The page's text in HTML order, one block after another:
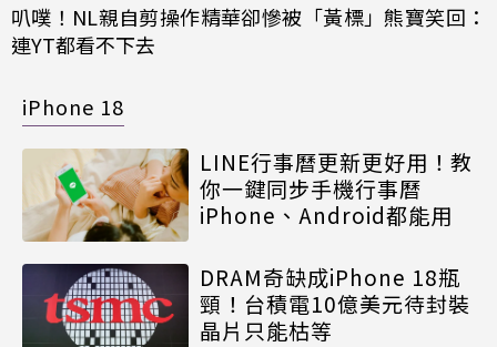
叭噗！NL親自剪操作精華卻慘被「黃標」熊寶笑回：
連YT都看不下去
iPhone 18
LINE行事曆更新更好用！教
你一鍵同步手機行事曆
iPhone、Android都能用
DRAM奇缺成iPhone 18瓶
頸！台積電10億美元待封裝
晶片只能枯等